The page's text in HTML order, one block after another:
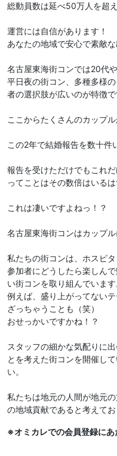
総動員数は延べ50万人を超
運営には自信があります！
あなたの地域で安心で素敵
名古屋東海街コンでは20代
平日夜の街コン、多種多様
者の選択肢が広いのが特徴で
ここからたくさんのカップル
この2年で結婚報告を数十件
報告を受けただけでもこれだ
ってことはその数倍はいるは
これは凄いですよねっ！？
名古屋東海街コンはカップ
私たちの街コンは、ホスピ
参加者にどうしたら楽しん
い街コンを取り組んでいます
例えば、盛り上がってない
ざっちゃうことも（笑）
おせっかいですかね！？
スタッフの細かな気配りに
とを考えた街コンを開催し
い。
私たちは地元の人間が地元
の地域貢献であると考えてお
※オミカレでの会員登録にあ